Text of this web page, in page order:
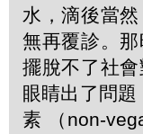
水，滴後當
無再覆診。
擺脫不了社
眼睛出了問
素 （non-